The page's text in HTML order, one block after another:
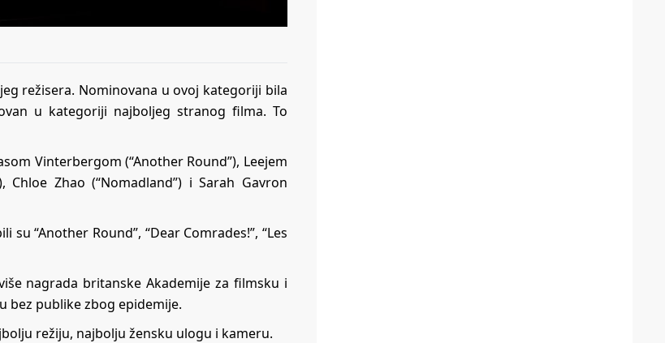
režisera. Nominovana u ovoj kategoriji bila
u kategoriji najboljeg stranog filma. To
Vinterbergom (“Another Round”), Leejem
Chloe Zhao (“Nomadland”) i Sarah Gavron
“Another Round”, “Dear Comrades!”, “Les
nagrada britanske Akademije za filmsku i
bez publike zbog epidemije.
režiju, najbolju žensku ulogu i kameru.